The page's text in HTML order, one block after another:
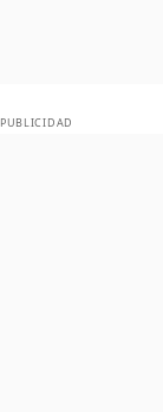
PUBLICIDAD